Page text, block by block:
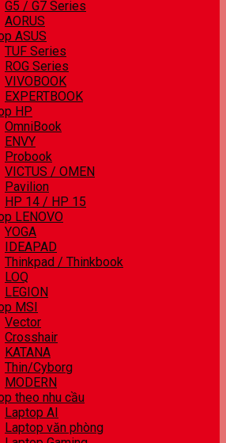
G5 / G7 Series
AORUS
ASUS
TUF Series
ROG Series
VIVOBOOK
EXPERTBOOK
HP
OmniBook
ENVY
Probook
VICTUS / OMEN
Pavilion
HP 14 / HP 15
LENOVO
YOGA
IDEAPAD
Thinkpad / Thinkbook
LOQ
LEGION
MSI
Vector
Crosshair
KATANA
Thin/Cyborg
MODERN
theo nhu cầu
Laptop AI
Laptop văn phòng